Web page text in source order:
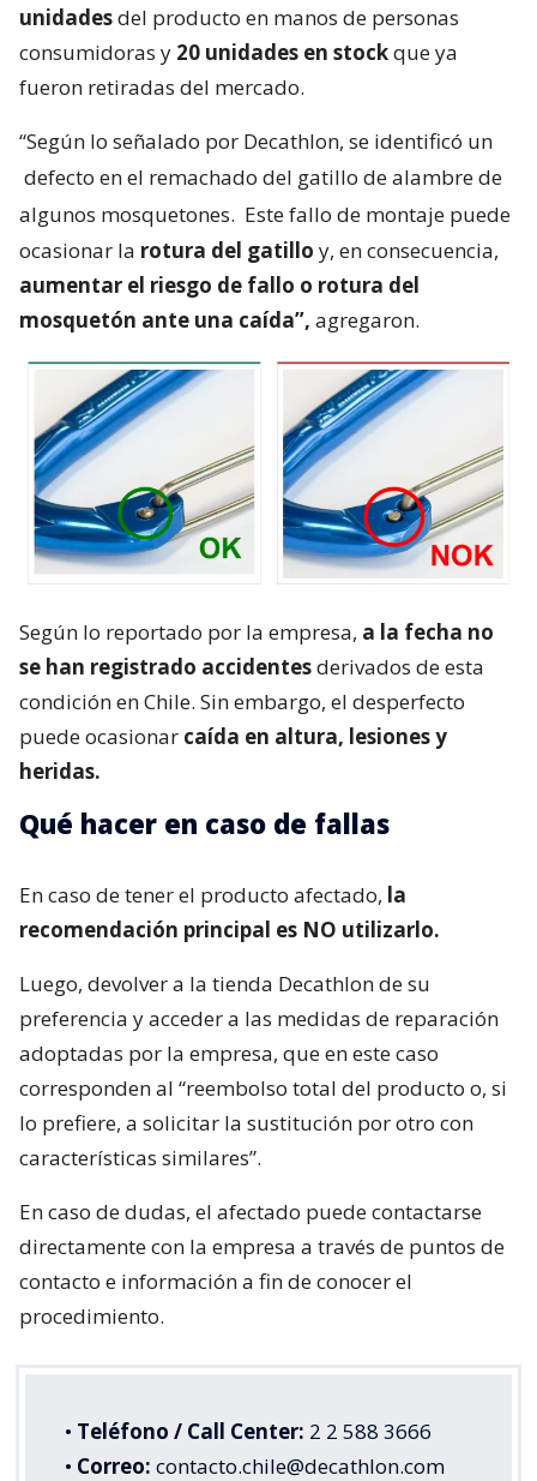
unidadesdel producto en manos de personas
consumidoras y 20 unidades en stockque ya
fueron retiradas del mercado.
“Según lo señalado por Decathlon, se identificó un
defecto en el remachado del gatillo de alambre de
algunos mosquetones. Este fallo de montaje puede
ocasionar la rotura del gatillo y, en consecuencia,
aumentar el riesgo de fallo o rotura del
mosquetón ante una caída”, agregaron.
Según lo reportado por la empresa, a la fecha no
se han registrado accidentesderivados de esta
condición en Chile. Sin embargo, el desperfecto
puede ocasionar caída en altura, lesiones y
heridas.
Qué hacer en caso de fallas
En caso de tener el producto afectado, la
recomendación principal es NO utilizarlo.
Luego, devolver a la tienda Decathlon de su
preferencia y acceder a las medidas de reparación
adoptadas por la empresa, que en este caso
corresponden al “reembolso total del producto o, si
lo prefiere, a solicitar la sustitución por otro con
características similares”.
En caso de dudas, el afectado puede contactarse
directamente con la empresa a través de puntos de
contacto e información a fin de conocer el
procedimiento.
• Teléfono / Call Center: 2 2 588 3666
• Correo: contacto.chile@decathlon.com